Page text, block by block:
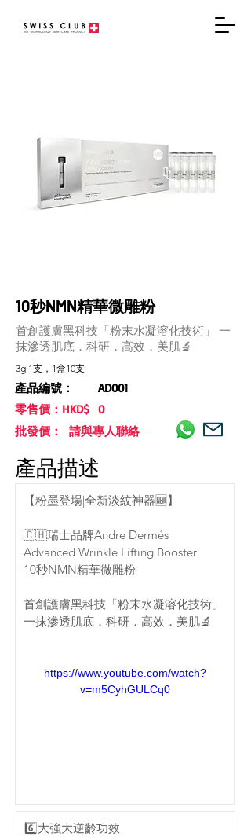
10秒NMN精華微雕粉
首創護膚黑科技「粉末水凝溶化技術」 一
抹滲透肌底．科研．高效．美肌🔬
3g 1支，1盒10支
產品編號：
AD001
零售價：HKD$ 0
批發價： 請與專人聯絡
產品描述
【粉墨登場|全新淡紋神器🆕】
🇨🇭瑞士品牌Andre Dermés
Advanced Wrinkle Lifting Booster
10秒NMN精華微雕粉
首創護膚黑科技「粉末水凝溶化技術」
一抹滲透肌底．科研．高效．美肌🔬
https://www.youtube.com/watch?
v=m5CyhGULCq0
6️⃣大強大逆齡功效